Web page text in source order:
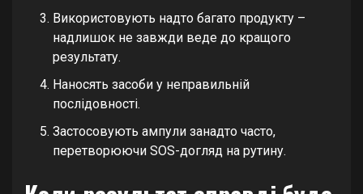
Використовують надто багато продукту –
надлишок не завжди веде до кращого
результату.
Наносять засоби у неправильній
послідовності.
Застосовують ампули занадто часто,
перетворюючи SOS-догляд на рутину.